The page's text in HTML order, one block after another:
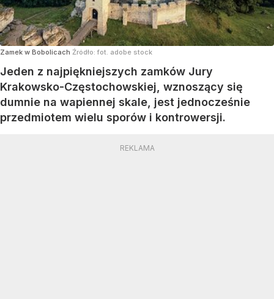
Zamek w Bobolicach Źródło:fot. adobe stock
Jeden z najpiękniejszych zamków Jury
Krakowsko-Częstochowskiej, wznoszący się
dumnie na wapiennej skale, jest jednocześnie
przedmiotem wielu sporów i kontrowersji.